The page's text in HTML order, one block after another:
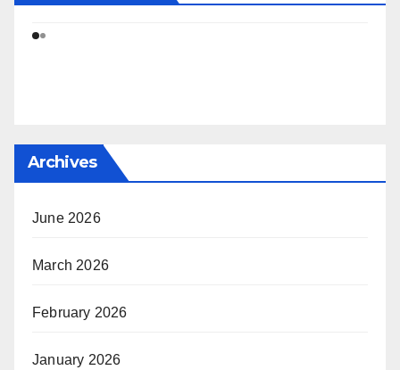
Archives
June 2026
March 2026
February 2026
January 2026